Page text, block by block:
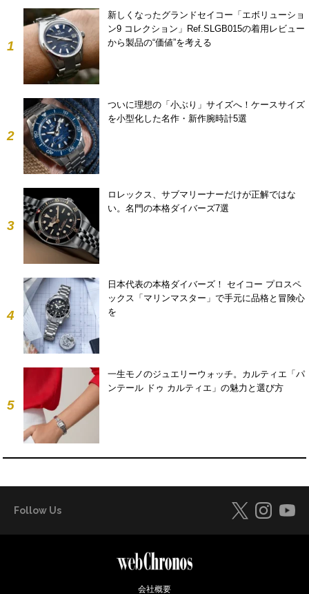
1
新しくなったグランドセイコー「エボリューショ
ン9 コレクション」Ref.SLGB015の着用レビュー
から製品の“価値”を考える
2
ついに理想の「小ぶり」サイズへ！ケースサイズ
を小型化した名作・新作腕時計5選
3
ロレックス、サブマリーナーだけが正解ではな
い。名門の本格ダイバーズ7選
4
日本代表の本格ダイバーズ！ セイコー プロスペ
ックス「マリンマスター」で手元に品格と冒険心
を
5
一生モノのジュエリーウォッチ。カルティエ「パ
ンテール ドゥ カルティエ」の魅力と選び方
Follow Us
会社概要